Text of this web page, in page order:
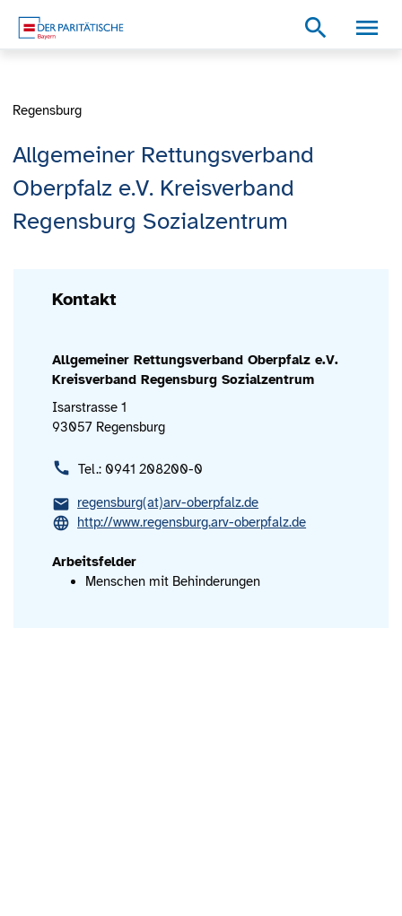
search
Allgemeiner Rettungsverband
Oberpfalz e.V. Kreisverband
Regensburg Sozialzentrum
Regensburg
Kontakt
Allgemeiner Rettungsverband Oberpfalz e.V.
Kreisverband Regensburg Sozialzentrum
Isarstrasse 1
93057 Regensburg
Tel.: 0941 208200-0
regensburg(at)arv-oberpfalz.de
http://www.regensburg.arv-oberpfalz.de
Arbeitsfelder
Menschen mit Behinderungen